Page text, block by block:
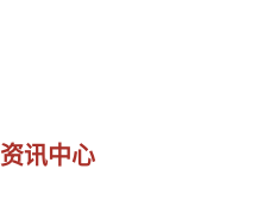
资讯中心